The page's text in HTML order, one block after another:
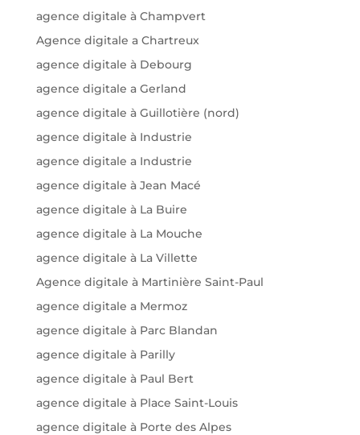
agence digitale à Champvert
Agence digitale a Chartreux
agence digitale à Debourg
agence digitale a Gerland
agence digitale à Guillotière (nord)
agence digitale à Industrie
agence digitale a Industrie
agence digitale à Jean Macé
agence digitale à La Buire
agence digitale à La Mouche
agence digitale à La Villette
Agence digitale à Martinière Saint-Paul
agence digitale a Mermoz
agence digitale à Parc Blandan
agence digitale à Parilly
agence digitale à Paul Bert
agence digitale à Place Saint-Louis
agence digitale à Porte des Alpes